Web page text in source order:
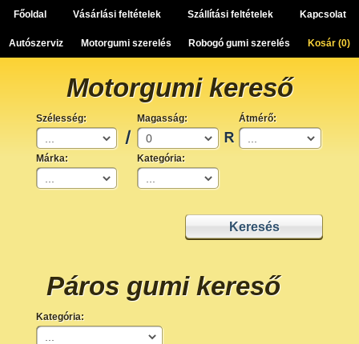
Főoldal Vásárlási feltételek Szállítási feltételek Kapcsolat
Autószerviz Motorgumi szerelés Robogó gumi szerelés Kosár (0)
Motorgumi kereső
Szélesség: Magasság: Átmérő:
Márka: Kategória:
Páros gumi kereső
Kategória: